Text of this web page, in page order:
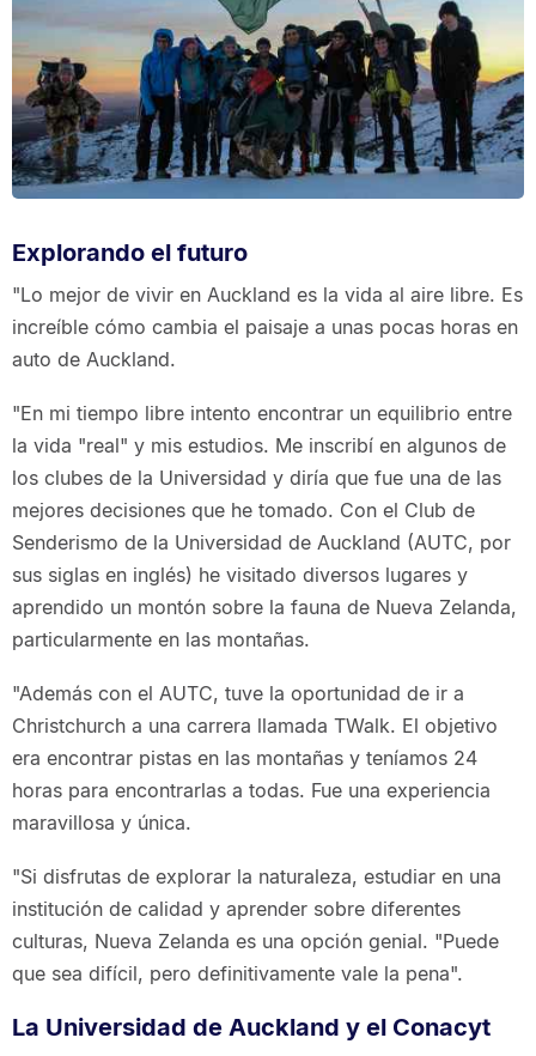
Explorando el futuro
"Lo mejor de vivir en Auckland es la vida al aire libre. Es
increíble cómo cambia el paisaje a unas pocas horas en
auto de Auckland.
"En mi tiempo libre intento encontrar un equilibrio entre
la vida "real" y mis estudios. Me inscribí en algunos de
los clubes de la Universidad y diría que fue una de las
mejores decisiones que he tomado. Con el Club de
Senderismo de la Universidad de Auckland (AUTC, por
sus siglas en inglés) he visitado diversos lugares y
aprendido un montón sobre la fauna de Nueva Zelanda,
particularmente en las montañas.
"Además con el AUTC, tuve la oportunidad de ir a
Christchurch a una carrera llamada TWalk. El objetivo
era encontrar pistas en las montañas y teníamos 24
horas para encontrarlas a todas. Fue una experiencia
maravillosa y única.
"Si disfrutas de explorar la naturaleza, estudiar en una
institución de calidad y aprender sobre diferentes
culturas, Nueva Zelanda es una opción genial. "Puede
que sea difícil, pero definitivamente vale la pena".
La Universidad de Auckland y el Conacyt